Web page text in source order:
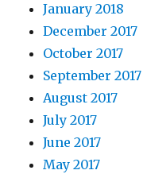
January 2018
December 2017
October 2017
September 2017
August 2017
July 2017
June 2017
May 2017